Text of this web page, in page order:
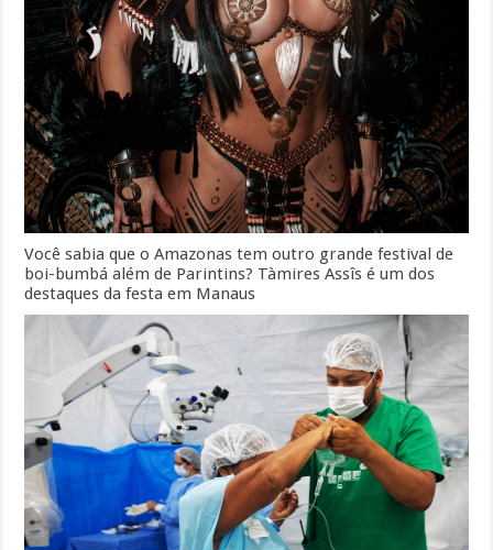
Você sabia que o Amazonas tem outro grande festival de
boi-bumbá além de Parintins? Tàmires Assîs é um dos
destaques da festa em Manaus